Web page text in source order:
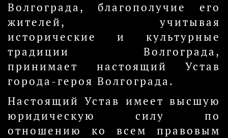
Волгограда, благополучие его
жителей, учитывая
исторические и культурные
традиции Волгограда,
принимает настоящий Устав
города-героя Волгограда.
Настоящий Устав имеет высшую
юридическую силу по
отношению ко всем правовым